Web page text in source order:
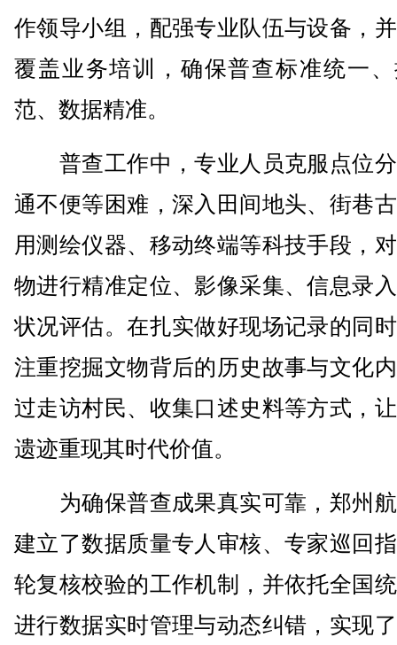
作领导小组，配强专业队伍与设备，
覆盖业务培训，确保普查标准统一
范、数据精准。
普查工作中，专业人员克服点位
通不便等困难，深入田间地头、街巷
用测绘仪器、移动终端等科技手段，
物进行精准定位、影像采集、信息录
状况评估。在扎实做好现场记录的同
注重挖掘文物背后的历史故事与文化
过走访村民、收集口述史料等方式，
遗迹重现其时代价值。
为确保普查成果真实可靠，郑州
建立了数据质量专人审核、专家巡回
轮复核校验的工作机制，并依托全国
进行数据实时管理与动态纠错，实现